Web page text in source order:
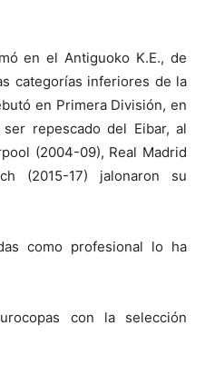
en el Antiguoko K.E., de
categorías inferiores de la
en Primera División, en
repescado del Eibar, al
(2004-09), Real Madrid
(2015-17) jalonaron su
como profesional lo ha
con la selección